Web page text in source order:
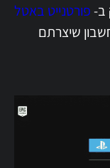
ב- פורטנייט באטל
שיצרתם